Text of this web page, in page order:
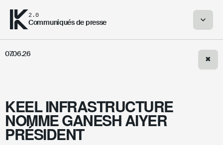
2.0
Communiqués de presse
07.06.26
✖
KEEL INFRASTRUCTURE
NOMME GANESH AIYER
PRÉSIDENT